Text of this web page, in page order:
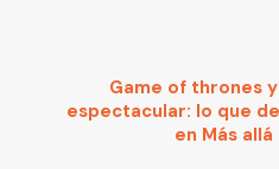
Game of thrones
espectacular: lo que
en Más